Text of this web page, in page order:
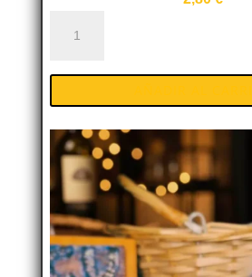
Armengol
Cremós
Natural
cantidad